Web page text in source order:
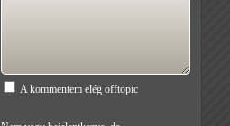
A kommentem elég offtopic